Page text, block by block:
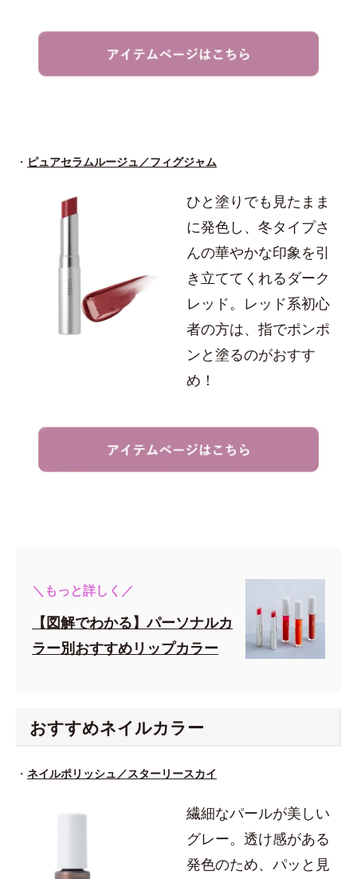
・ ピュアセラムルージュ／フィグジャム
ひと塗りでも見たまま
に発色し、冬タイプさ
んの華やかな印象を引
き立ててくれるダーク
レッド。レッド系初心
者の方は、指でポンポ
ンと塗るのがおすす
め！
＼もっと詳しく／
【図解でわかる】パーソナルカ
ラー別おすすめリップカラー
おすすめネイルカラー
・ ネイルポリッシュ／スターリースカイ
繊細なパールが美しい
グレー。透け感がある
発色のため、パッと見